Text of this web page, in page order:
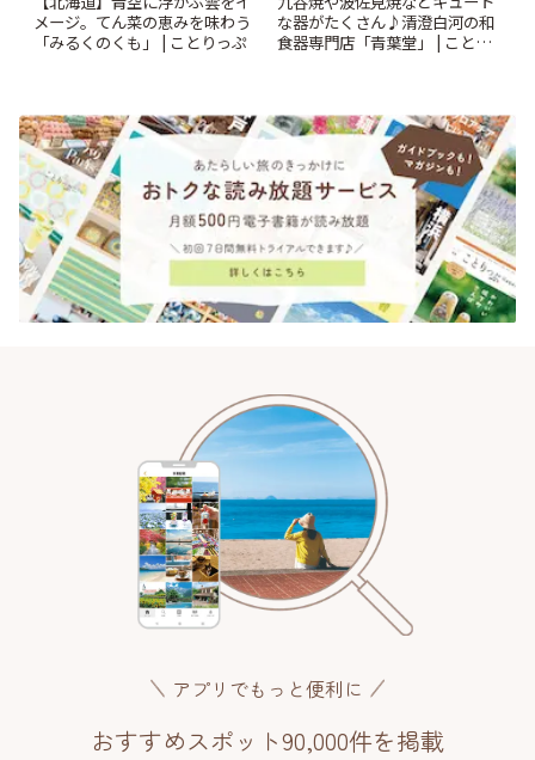
メージ。てん菜の恵みを味わう
「みるくのくも」 | ことりっぷ
な器がたくさん♪清澄白河の和
食器専門店「青葉堂」 | ことり
アプリでもっと便利に
おすすめスポット90,000件を掲載